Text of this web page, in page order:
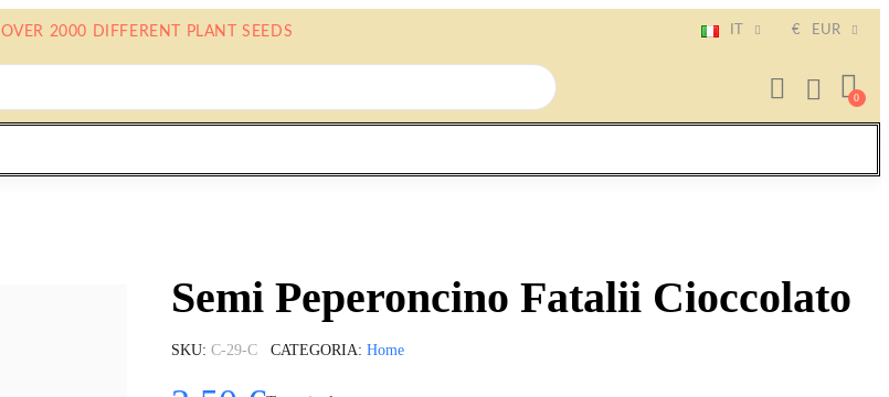
OVER 2000 DIFFERENT PLANT SEEDS € EUR
Semi Peperoncino Fatalii Cioccolato
SKU C-29-C CATEGORIA Home